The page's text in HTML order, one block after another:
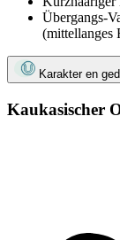
Übergangs-
(mittellanges
Karakter en
Kaukasischer